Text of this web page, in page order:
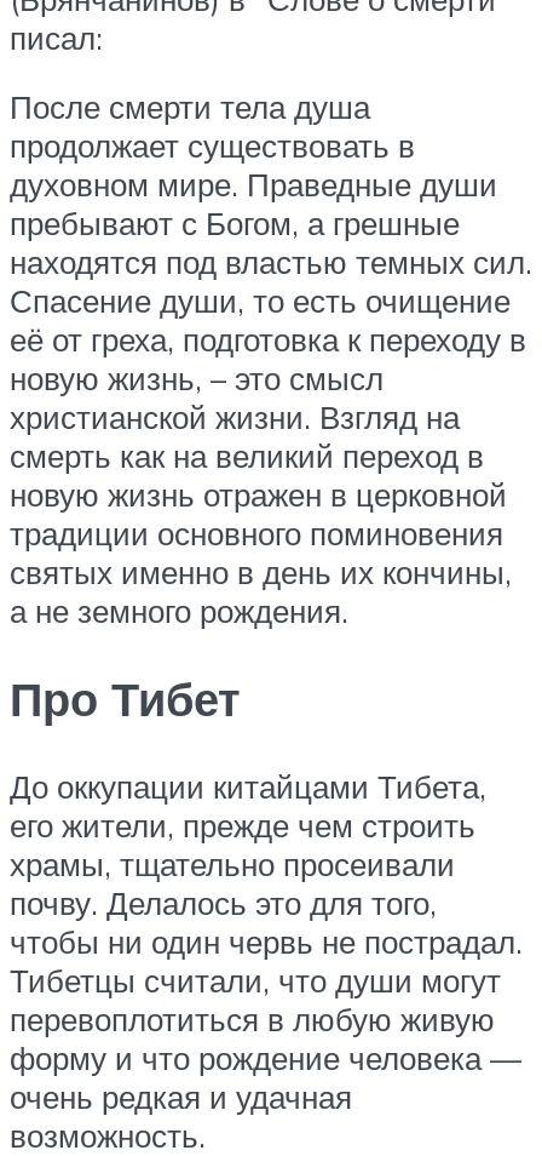
писал:
После смерти тела душа
продолжает существовать в
духовном мире. Праведные души
пребывают с Богом, а грешные
находятся под властью темных сил.
Спасение души, то есть очищение
её от греха, подготовка к переходу в
новую жизнь, – это смысл
христианской жизни. Взгляд на
смерть как на великий переход в
новую жизнь отражен в церковной
традиции основного поминовения
святых именно в день их кончины,
а не земного рождения.
Про Тибет
До оккупации китайцами Тибета,
его жители, прежде чем строить
храмы, тщательно просеивали
почву. Делалось это для того,
чтобы ни один червь не пострадал.
Тибетцы считали, что души могут
перевоплотиться в любую живую
форму и что рождение человека —
очень редкая и удачная
возможность.